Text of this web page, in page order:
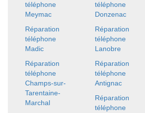
téléphone
Meymac
téléphone
Donzenac
Réparation
téléphone
Madic
Réparation
téléphone
Lanobre
Réparation
téléphone
Champs-sur-
Tarentaine-
Marchal
Réparation
téléphone
Antignac
Réparation
téléphone